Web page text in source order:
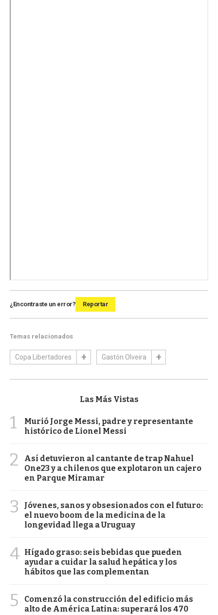
¿Encontraste un error? Reportar
Temas relacionados
Copa Libertadores Gastón Olveira
Las Más Vistas
1
Murió Jorge Messi, padre y representante
histórico de Lionel Messi
2
Así detuvieron al cantante de trap Nahuel
One23 y a chilenos que explotaron un cajero
en Parque Miramar
3
Jóvenes, sanos y obsesionados con el futuro:
el nuevo boom de la medicina de la
longevidad llega a Uruguay
4 Hígado graso: seis bebidas que pueden
ayudar a cuidar la salud hepática y los
hábitos que las complementan
5
Comenzó la construcción del edificio más
alto de América Latina: superará los 470